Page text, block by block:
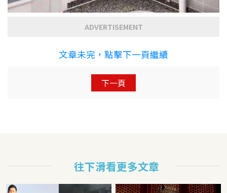
ADVERTISEMENT
文章未完，點擊下一頁繼續
下一頁
往下滑看更多文章